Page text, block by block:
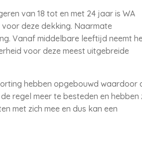
van 18 tot en met 24 jaar is WA
deze dekking. Naarmate
Vanaf middelbare leeftijd neemt
voor deze meest uitgebreide
hebben opgebouwd waardoor
regel meer te besteden en hebben
met zich mee en dus kan een